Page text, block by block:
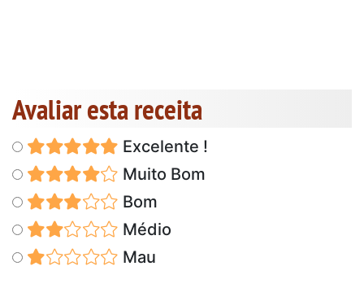
Avaliar esta receita
Excelente !
Muito Bom
Bom
Médio
Mau